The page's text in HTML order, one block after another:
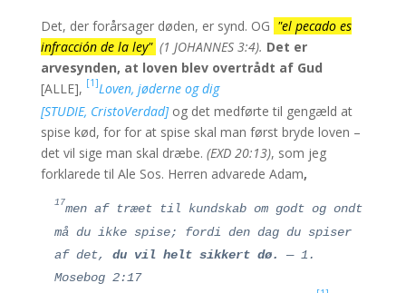
ord står alene.(ISA. 11:5-9)Jose Luis Javier
Det, der forårsager døden, er synd. OG "el pecado es
infracción de la ley" (1 JOHANNES 3:4). Det er
arvesynden, at loven blev overtrådt af Gud
[ALLE], [1]Loven, jøderne og dig
[STUDIE, CristoVerdad]og det medførte til gengæld at
spise kød, for for at spise skal man først bryde loven –
det vil sige man skal dræbe. (EXD 20:13), som jeg
forklarede til Ale Sos. Herren advarede Adam,
17men af træet til kundskab om godt og ondt
må du ikke spise; fordi den dag du spiser
af det, du vil helt sikkert dø.
— 1.
Mosebog 2:17